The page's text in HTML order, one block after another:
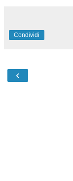
Condividi
‹